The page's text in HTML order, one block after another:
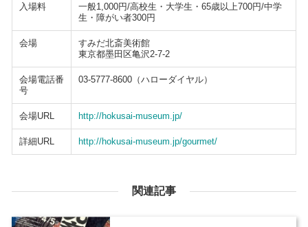
入場料
一般1,000円/高校生・大学生・65歳以上700円/中学
生・障がい者300円
会場
すみだ北斎美術館
東京都墨田区亀沢2-7-2
会場電話番
号
03-5777-8600（ハローダイヤル）
会場URL http://hokusai-museum.jp/
詳細URL http://hokusai-museum.jp/gourmet/
関連記事